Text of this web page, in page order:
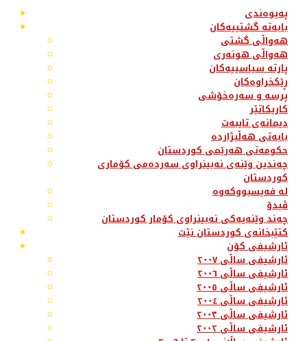
پەیوەندی
بابەتە گشتییەکان
هەواڵی گشتی
هەواڵی هونەری
پارتە سیاسییەکان
ڕێکخراوەکان
پرسە و سەرەخۆشی
کاریکاتێر
دیمانەی تایبەت
بابەتی هەڵبژاردە
حکومەتی هەرێمی کوردستان
چەندین وێنەی نەبینراوی سەردەمی کۆماری
کوردستان
لە فەیسبووکەوە
ڤیدۆ
چەند وێنەیەکی نەبینراوی کۆمار کوردستان
کتێبخانەی کوردستان نێت
ئارشیفی کۆن
ئارشیفی ساڵی ٢٠٠٧
ئارشیفی ساڵی ٢٠٠٦
ئارشیفی ساڵی ٢٠٠٥
ئارشیفی ساڵی ٢٠٠٤
ئارشیفی ساڵی ٢٠٠٣
ئارشیفی ساڵی ٢٠٠٢